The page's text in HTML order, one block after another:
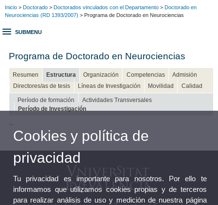
Inicio > Doctorado > Doctorados vinculados con el Departamento > Doctorado en
Neurociencias (RD 1393/2007) > Programa de Doctorado en Neurociencias
SUBMENU
Programa de Doctorado en Neurociencias
Resumen Estructura Organización Competencias
Admisión
Directores/as de tesis
Líneas de Investigación Movilidad Calidad
Período de formación
Actividades Transversales
Período de Investigación
--
Cookies y política de
privacidad
Tu privacidad es importante para nosotros. Por ello te
informamos que utilizamos cookies propias y de terceros
para realizar análisis de uso y medición de nuestra página